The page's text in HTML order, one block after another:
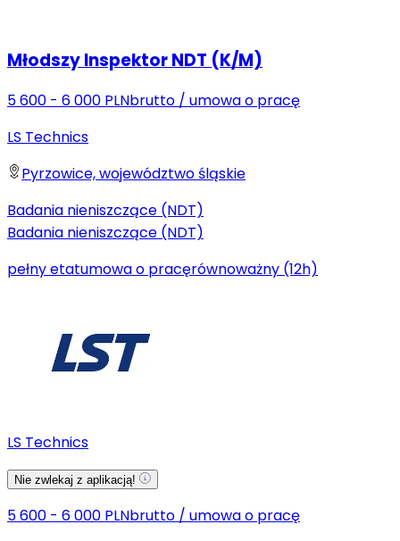
Młodszy Inspektor NDT (K/M)
5 600 - 6 000 PLNbrutto / umowa o pracę
LS Technics
Pyrzowice, województwo śląskie
Badania nieniszczące (NDT)
Badania nieniszczące (NDT)
pełny etatumowa o pracęrównoważny (12h)
LS Technics
Nie zwlekaj z aplikacją!
5 600 - 6 000 PLNbrutto / umowa o pracę